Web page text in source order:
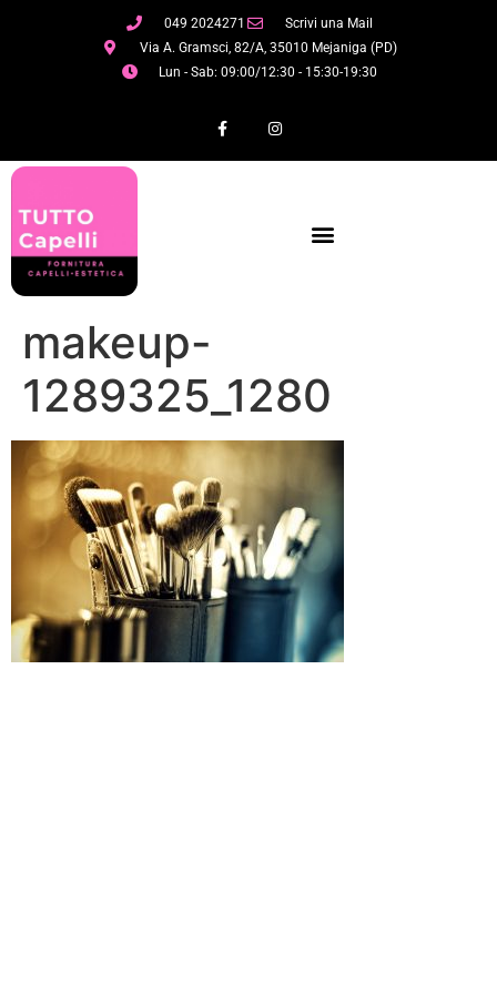
049 2024271
Scrivi una Mail
Via A. Gramsci, 82/A, 35010 Mejaniga (PD)
Lun - Sab: 09:00/12:30 - 15:30-19:30
makeup-
1289325_1280